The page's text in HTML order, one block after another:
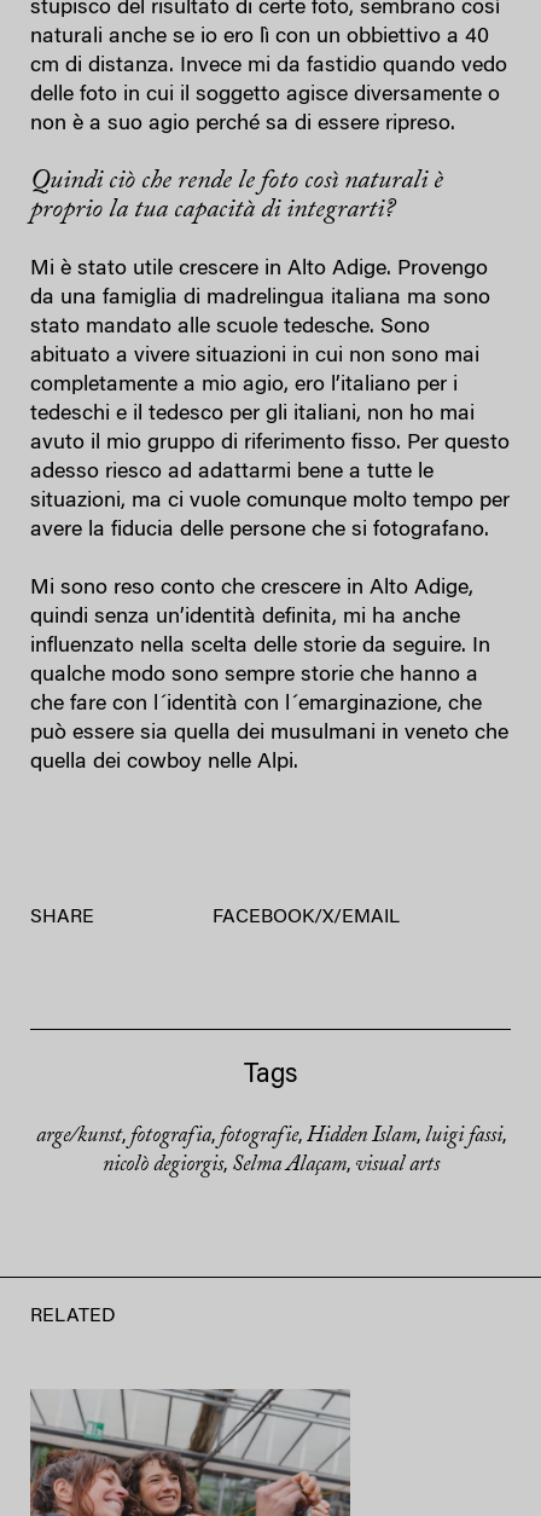
stupisco del risultato di certe foto, sembrano così
naturali anche se io ero lì con un obbiettivo a 40
cm di distanza. Invece mi da fastidio quando vedo
delle foto in cui il soggetto agisce diversamente o
non è a suo agio perché sa di essere ripreso.
Quindi ciò che rende le foto così naturali è
proprio la tua capacità di integrarti?
Mi è stato utile crescere in Alto Adige. Provengo
da una famiglia di madrelingua italiana ma sono
stato mandato alle scuole tedesche. Sono
abituato a vivere situazioni in cui non sono mai
completamente a mio agio, ero l’italiano per i
tedeschi e il tedesco per gli italiani, non ho mai
avuto il mio gruppo di riferimento fisso. Per questo
adesso riesco ad adattarmi bene a tutte le
situazioni, ma ci vuole comunque molto tempo per
avere la fiducia delle persone che si fotografano.
Mi sono reso conto che crescere in Alto Adige,
quindi senza un’identità definita, mi ha anche
influenzato nella scelta delle storie da seguire. In
qualche modo sono sempre storie che hanno a
che fare con l´identità con l´emarginazione, che
può essere sia quella dei musulmani in veneto che
quella dei cowboy nelle Alpi.
SHARE FACEBOOK/X/ EMAIL
Tags
arge/kunst, fotografia, fotografie, Hidden Islam, luigi fassi,
nicolò degiorgis, Selma Alaçam, visual arts
RELATED